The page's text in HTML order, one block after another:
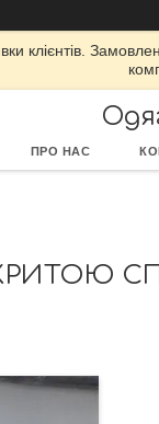
клієнтів.
ПРО НАС